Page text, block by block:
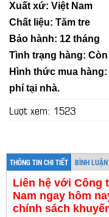
Xuất xứ: Việt Nam
Chất liệu: Tăm tre
Bảo hành: 12 tháng
Tình trạng hàng:
Hình thức mua
phí tại nhà.
Lượt xem: 1523
THÔNG TIN CHI TIẾT BÌNH
Liên hệ với Công
Nam ngay hôm
chính sách